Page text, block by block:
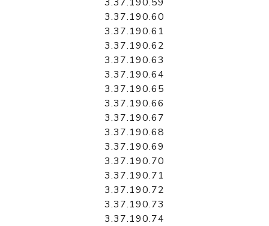
3.37.190.60
3.37.190.61
3.37.190.62
3.37.190.63
3.37.190.64
3.37.190.65
3.37.190.66
3.37.190.67
3.37.190.68
3.37.190.69
3.37.190.70
3.37.190.71
3.37.190.72
3.37.190.73
3.37.190.74